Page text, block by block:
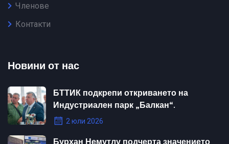
Членове
Контакти
Новини от нас
БТТИК подкрепи откриването на
Индустриален парк „Балкан“.
2 юли 2026
Бурхан Немутлу подчерта значението